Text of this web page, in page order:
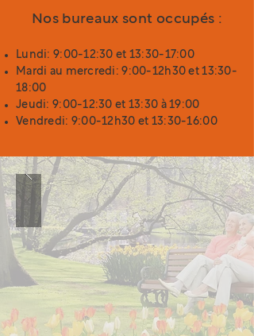
Nos bureaux sont occupés :
Lundi: 9:00-12:30 et 13:30-17:00
Mardi au mercredi: 9:00-12h30 et 13:30-
18:00
Jeudi: 9:00-12:30 et 13:30 à 19:00
Vendredi: 9:00-12h30 et 13:30-16:00